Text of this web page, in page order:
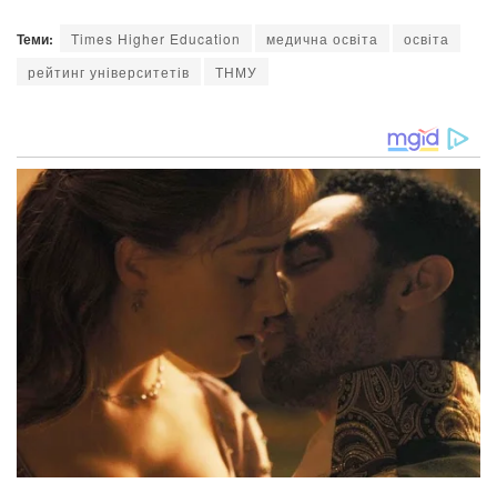
Теми: Times Higher Education медична освіта
освіта
рейтинг університетів
ТНМУ